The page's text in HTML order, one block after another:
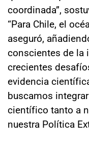
coordinada”,
“Para Chile, el
aseguró,
conscientes de la
crecientes
evidencia
buscamos
científico tanto a
nuestra Política